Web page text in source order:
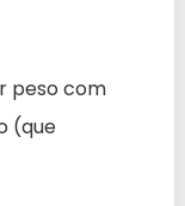
peso com
(que